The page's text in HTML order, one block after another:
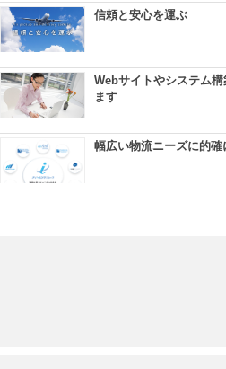
信頼と安心を運ぶ
Webサイトやシステム
ます
幅広い物流ニーズに的確